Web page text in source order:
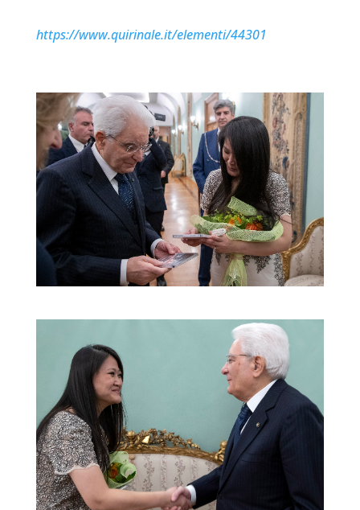
https://www.quirinale.it/elementi/44301